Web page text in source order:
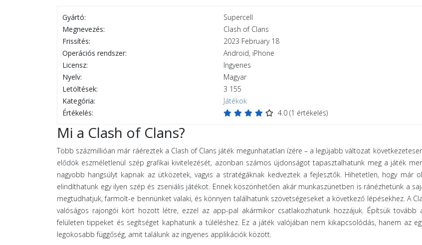
Gyártó:
Supercell
Megnevezés:
Clash of Clans
Frissítés:
2023 February 18
Operációs rendszer:
Android, iPhone
Licensz:
Ingyenes
Nyelv:
Magyar
Letöltések:
3 155
Kategória:
Játékok
Értékelés:
4.0 (1 értékelés)
Mi a Clash of Clans?
Több százmillióan már ráéreztek a Clash of Clans játék megunhatatlan ízére – a legújabb változat
elődök eszméletlenül szép grafikai kivitelezését, azonban számos újdonságot tapasztalhatunk meg a játék
nagyobb hangsúlyt kapnak az ütközetek, vagyis a stratégáknak kedveztek a fejlesztők. Hihetetlen, hogy már
elindíthatunk egy ilyen szép és zseniális játékot. Ennek köszönhetően akár munkaszünetben is ránézhetünk a
megtudhatjuk, farmolt-e bennünket valaki, és könnyen találhatunk szövetségeseket a következő lépésekhez. A
valóságos rajongói kört hozott létre, ezzel az app-pal akármikor csatlakozhatunk hozzájuk. Építsük tovább
felületen tippeket és segítséget kaphatunk a túléléshez. Ez a játék valójában nem kikapcsolódás, hanem az
legokosabb függőség, amit találunk az ingyenes applikációk között.